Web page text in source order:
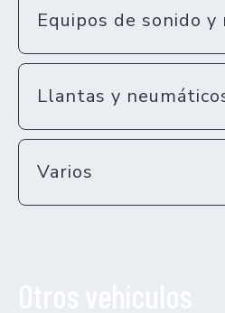
Equipos de sonido
Llantas y
Varios